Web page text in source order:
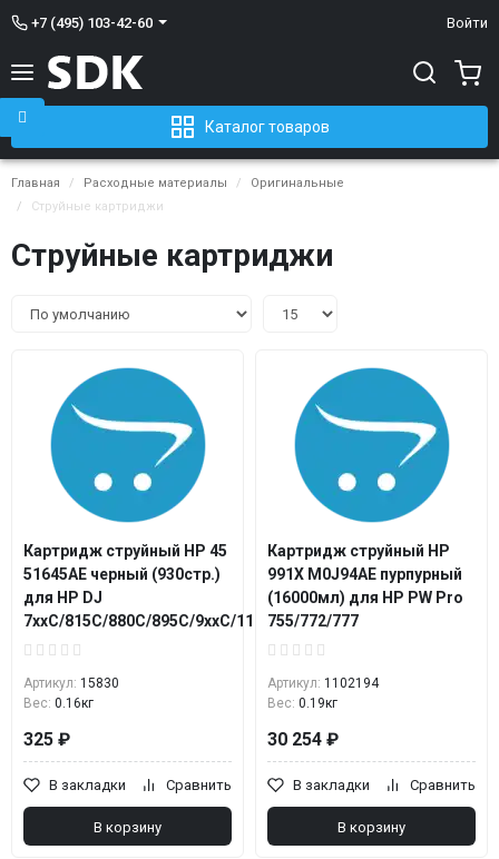
+7 (495) 103-42-60 Войти
Каталог товаров
Главная Расходные материалы
Оригинальные
Струйные картриджи
Струйные картриджи
Картридж струйный HP 45
51645AE черный (930стр.)
для HP DJ
7xxC/815C/880C/895C/9xxC/112xC/1220/6122/6127
Артикул: 15830
Вес: 0.16кг
325 ₽
В закладки Сравнить
В корзину
Картридж струйный HP
991X M0J94AE пурпурный
(16000мл) для HP PW Pro
755/772/777
Артикул: 1102194
Вес: 0.19кг
30 254 ₽
В закладки Сравнить
В корзину